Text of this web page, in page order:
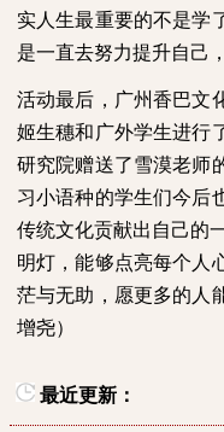
实人生最重要的不是学
是一直去努力提升自己
活动最后，广州香巴文
姬生穗和广外学生进行
研究院赠送了雪漠老师
习小语种的学生们今后
传统文化贡献出自己的
明灯，能够点亮每个人
茫与无助，愿更多的人
增尧）
最近更新：